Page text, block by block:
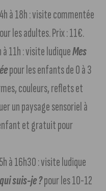
à 18h : visite commentée
les adultes. Prix : 11€.
à 11h : visite ludiqueMes
pour les enfants de 0 à 3
couleurs, reflets et
un paysage sensoriel à
et gratuit pour
à 16h30 : visite ludique
suis-je ?pour les 10-12